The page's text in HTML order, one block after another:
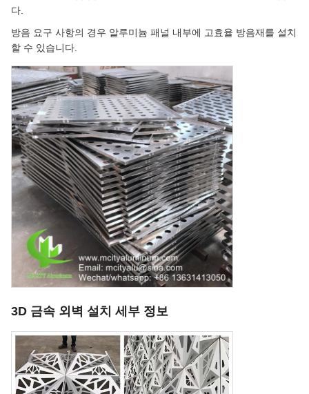
다.
방음 요구 사항의 경우 알루미늄 패널 내부에 고효율 방음재를 설치
할 수 있습니다.
3D 금속 외벽 설치 세부 정보